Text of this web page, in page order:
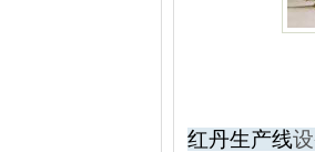
红丹生产线